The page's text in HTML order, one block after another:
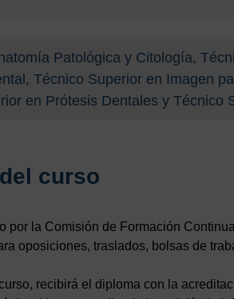
Patológica y Citología,
Técnico Superior en Imagen
en Prótesis Dentales y Técnico
curso
por la Comisión de Formación
oposiciones, traslados, bolsas de
recibirá el diploma con la